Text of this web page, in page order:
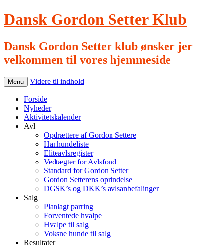
Dansk Gordon Setter Klub
Dansk Gordon Setter klub ønsker jer
velkommen til vores hjemmeside
Menu Videre til indhold
Forside
Nyheder
Aktivitetskalender
Avl
Opdrættere af Gordon Settere
Hanhundeliste
Eliteavlsregister
Vedtægter for Avlsfond
Standard for Gordon Setter
Gordon Setterens oprindelse
DGSK’s og DKK’s avlsanbefalinger
Salg
Planlagt parring
Forventede hvalpe
Hvalpe til salg
Voksne hunde til salg
Resultater